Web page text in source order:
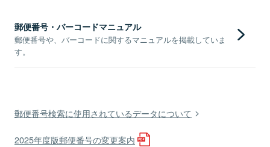
郵便番号・バーコードマニュアル
郵便番号や、バーコードに関するマニュアルを掲載していま
す。
郵便番号検索に使用されているデータについて
2025年度版郵便番号の変更案内